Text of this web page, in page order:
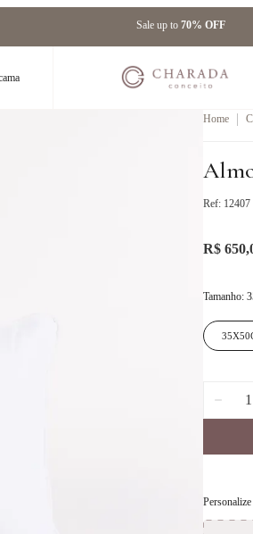
Sale up to 70% OFF
Home |
Ref: 12407
R$
Tamanho:
1